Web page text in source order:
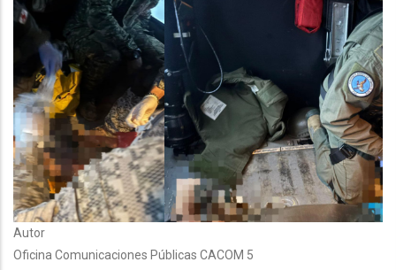
Autor
Oficina Comunicaciones Públicas CACOM 5